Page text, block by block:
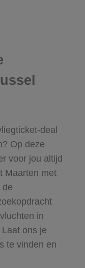
deal
Op deze
voor jou altijd
Maarten met
de
in
ons je
te vinden en